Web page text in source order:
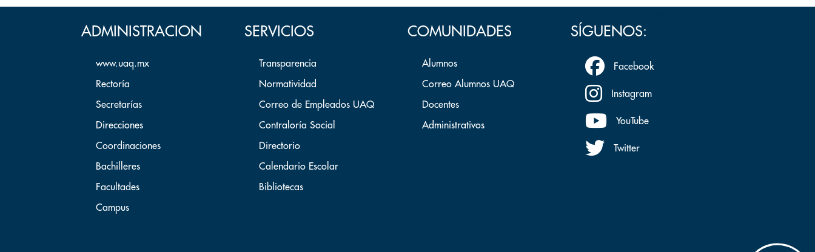
ADMINISTRACION
www.uaq.mx
Rectoría
Secretarías
Direcciones
Coordinaciones
Bachilleres
Facultades
Campus
SERVICIOS
Transparencia
Normatividad
Correo de Empleados UAQ
Contraloría Social
Directorio
Calendario Escolar
Bibliotecas
COMUNIDADES
Alumnos
Correo Alumnos UAQ
Docentes
Administrativos
SÍGUENOS:
Facebook
Instagram
YouTube
Twitter